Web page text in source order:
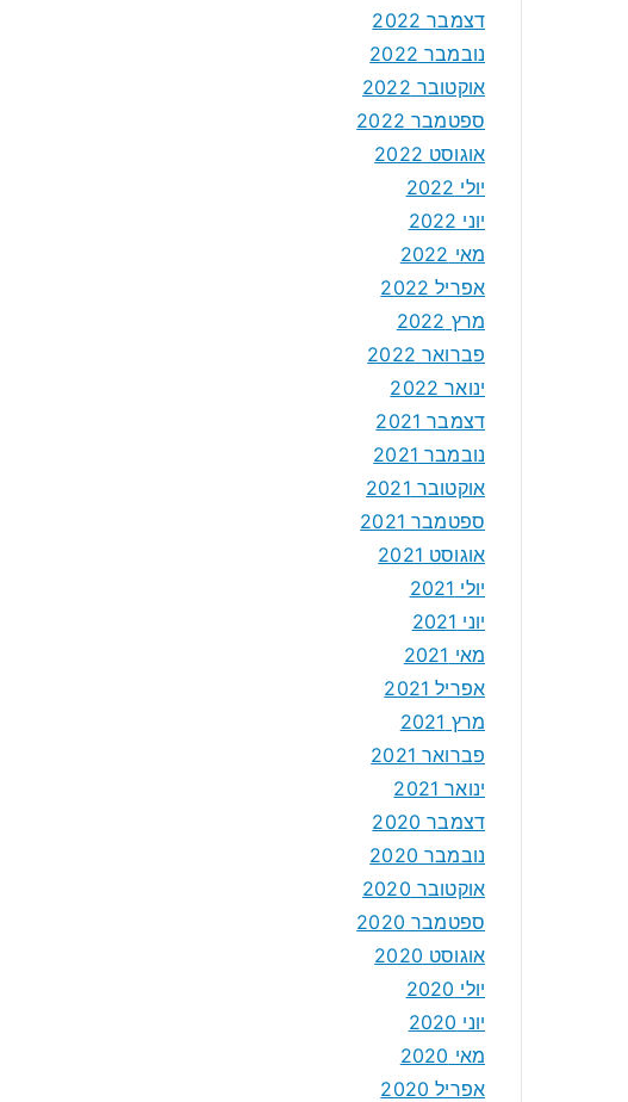
דצמבר 2022
נובמבר 2022
אוקטובר 2022
ספטמבר 2022
אוגוסט 2022
יולי 2022
יוני 2022
מאי 2022
אפריל 2022
מרץ 2022
פברואר 2022
ינואר 2022
דצמבר 2021
נובמבר 2021
אוקטובר 2021
ספטמבר 2021
אוגוסט 2021
יולי 2021
יוני 2021
מאי 2021
אפריל 2021
מרץ 2021
פברואר 2021
ינואר 2021
דצמבר 2020
נובמבר 2020
אוקטובר 2020
ספטמבר 2020
אוגוסט 2020
יולי 2020
יוני 2020
מאי 2020
אפריל 2020